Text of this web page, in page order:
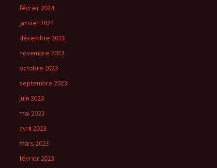
février 2024
janvier 2024
décembre 2023
novembre 2023
octobre 2023
septembre 2023
juin 2023
mai 2023
avril 2023
mars 2023
février 2023